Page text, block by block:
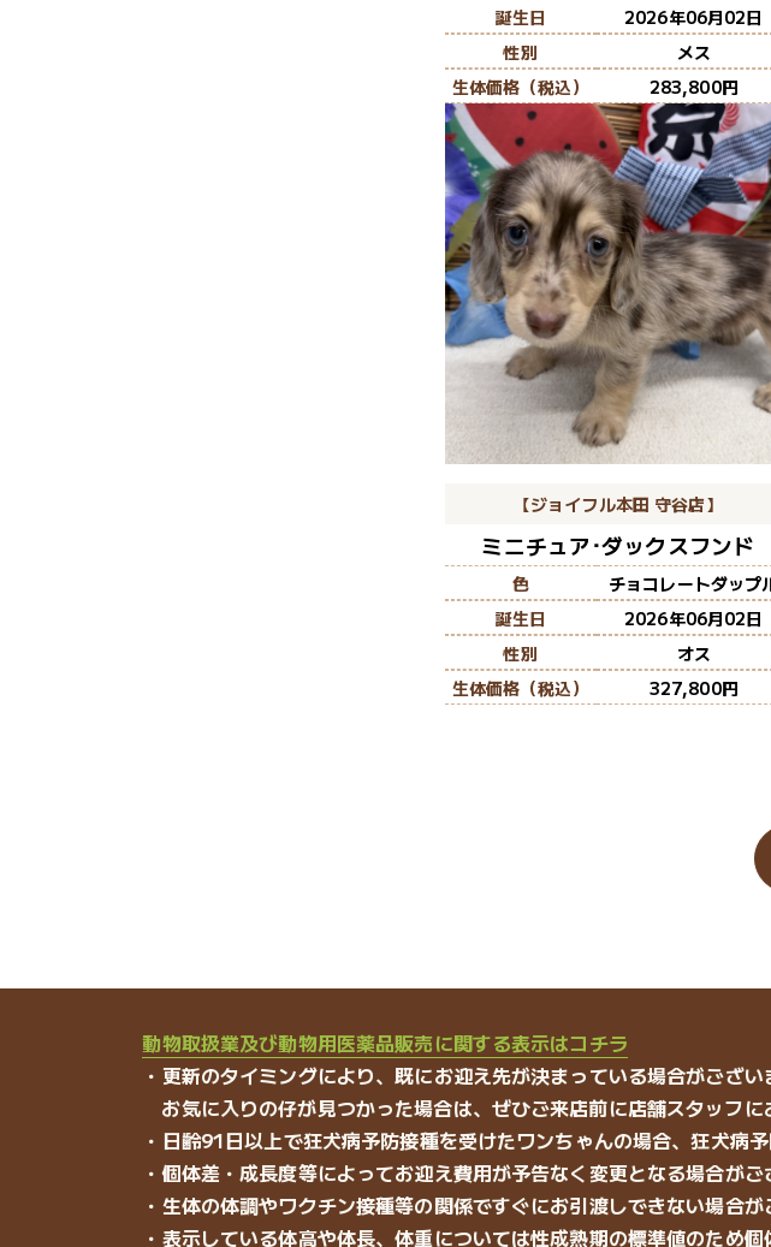
誕生日
2026年06月02日
性別
メス
生体価格（税込）
283,800
【ジョイフル本田 守谷店】
ミニチュア･ダックスフンド
色
チョコレートダップ
誕生日
2026年06月02日
性別
オス
生体価格（税込）
327,800
動物取扱業及び動物用医薬品販売に関する表示はコチラ
・更新のタイミングにより、既にお迎え先が決まっている場合がござい
お気に入りの仔が見つかった場合は、ぜひご来店前に店舗スタッフに
・日齢91日以上で狂犬病予防接種を受けたワンちゃんの場合、狂犬病
・個体差・成長度等によってお迎え費用が予告なく変更となる場合がご
・生体の体調やワクチン接種等の関係ですぐにお引渡しできない場合が
・表示している体高や体長、体重については性成熟期の標準値のため個